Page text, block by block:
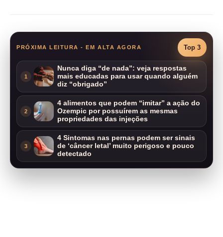
PRÓXIMA LEITURA - EM ALTA AGORA Top 3
1
Nunca diga “de nada”: veja respostas
mais educadas para usar quando alguém
diz “obrigado”
2
4 alimentos que podem “imitar” a ação do
Ozempic por possuírem as mesmas
propriedades das injeções
3
4 Sintomas nas pernas podem ser sinais
de ‘câncer letal’ muito perigoso e pouco
detectado